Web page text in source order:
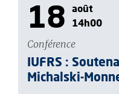
18
août
14h00
Conférence
IUFRS :
Michalski-